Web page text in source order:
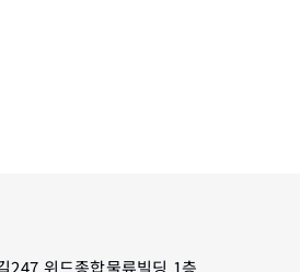
247 위드종합물류빌딩 1층